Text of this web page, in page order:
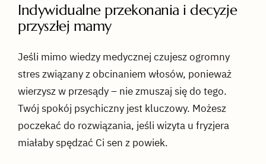
Indywidualne przekonania i decyzje
przyszłej mamy
Jeśli mimo wiedzy medycznej czujesz ogromny
stres związany z obcinaniem włosów, ponieważ
wierzysz w przesądy – nie zmuszaj się do tego.
Twój spokój psychiczny jest kluczowy. Możesz
poczekać do rozwiązania, jeśli wizyta u fryzjera
miałaby spędzać Ci sen z powiek.